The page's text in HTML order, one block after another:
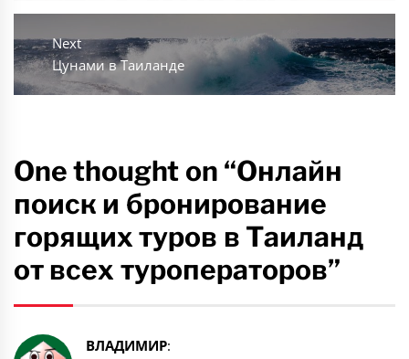
Next
Next
post:
Цунами в Таиланде
One thought on “Онлайн
поиск и бронирование
горящих туров в Таиланд
от всех туроператоров”
ВЛАДИМИР: